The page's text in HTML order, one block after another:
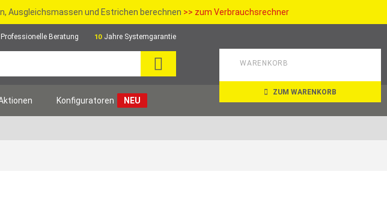
Ausgleichsmassen und Estrichen berechnen >> zum Verbrauchsrechner
Professionelle Beratung 10 Jahre Systemgarantie
WARENKORB
ZUM WARENKORB
Konfiguratoren NEU